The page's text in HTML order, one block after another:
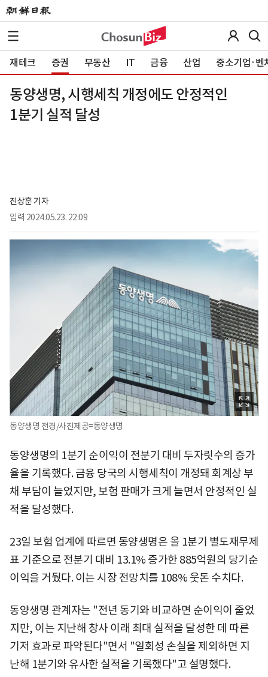
재테크 증권 부동산 IT 금융 산업 중소기업·벤
동양생명, 시행세칙 개정에도 안정적인
1분기 실적 달성
진상훈 기자
입력 2024.05.23. 22:09
동양생명 전경/사진제공=동양생명
동양생명의 1분기 순이익이 전분기 대비 두자릿수의 증가
율을 기록했다. 금융 당국의 시행세칙이 개정돼 회계상 부
채 부담이 늘었지만, 보험 판매가 크게 늘면서 안정적인 실
적을 달성했다.
23일 보험 업계에 따르면 동양생명은 올 1분기 별도재무제
표 기준으로 전분기 대비 13.1% 증가한 885억원의 당기순
이익을 거뒀다. 이는 시장 전망치를 108% 웃돈 수치다.
동양생명 관계자는 "전년 동기와 비교하면 순이익이 줄었
지만, 이는 지난해 창사 이래 최대 실적을 달성한 데 따른
기저 효과로 파악된다"면서 "일회성 손실을 제외하면 지
난해 1분기와 유사한 실적을 기록했다"고 설명했다.